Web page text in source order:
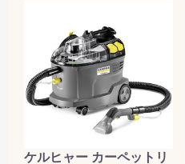
ケルヒャー カーペットリ